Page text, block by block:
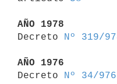
AÑO 1978
Decreto
Nº 319/
AÑO 1976
Decreto
Nº 34/976